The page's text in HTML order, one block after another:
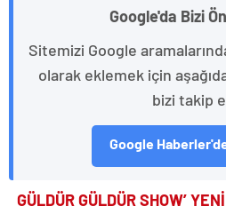
Google'da Bizi
Sitemizi Google
olarak eklemek için
bizi takip
Google
GÜLDÜR GÜLDÜR SHOW’